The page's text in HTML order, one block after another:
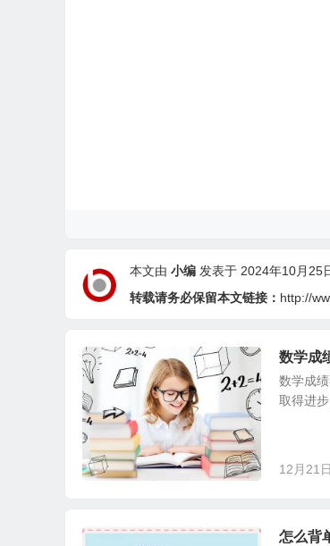
本文由 小编 发表于 2024年10月25
转载请务必保留本文链接： http://
数学成
数学成
取得进
12月21日
怎么背